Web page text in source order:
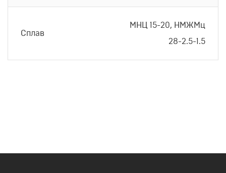
Сплав
МНЦ 15-20, НМЖМц
28-2.5-1.5